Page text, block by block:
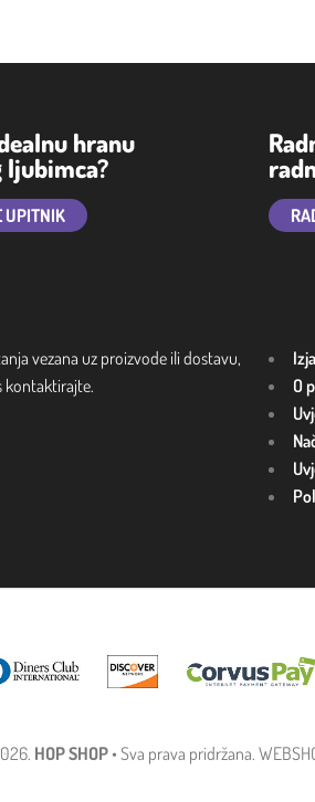
hranu
ljubimca?
UPITNIK
vezana uz proizvode ili dostavu,
kontaktirajte.
O
HOP SHOP• Sva prava pridržana.